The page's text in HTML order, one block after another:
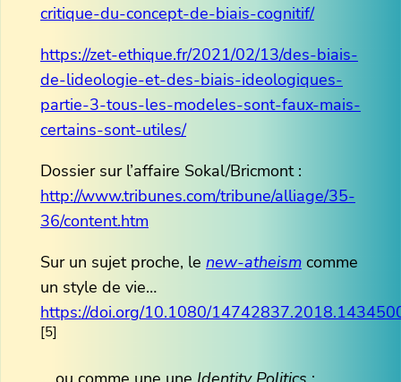
critique-du-concept-de-biais-cognitif/
https://zet-ethique.fr/2021/02/13/des-biais-
de-lideologie-et-des-biais-ideologiques-
partie-3-tous-les-modeles-sont-faux-mais-
certains-sont-utiles/
Dossier sur l’affaire Sokal/Bricmont :
http://www.tribunes.com/tribune/alliage/35-
36/content.htm
Sur un sujet proche, le new-atheism comme
un style de vie…
https://doi.org/10.1080/
[5]